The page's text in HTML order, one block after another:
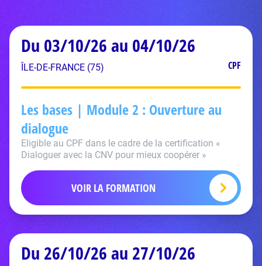
Du 03/10/26 au 04/10/26
ÎLE-DE-FRANCE (75) CPF
Les bases | Module 2 : Ouverture au
dialogue
Eligible au CPF dans le cadre de la certification «
Dialoguer avec la CNV pour mieux coopérer »
VOIR LA FORMATION
Du 26/10/26 au 27/10/26